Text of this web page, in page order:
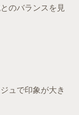
のバランスを見
ュで印象が大き